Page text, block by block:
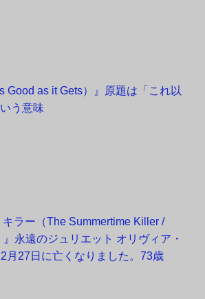
Good as it Gets）』原題は「これ以
う意味
キラー（The Summertime Killer /
永遠のジュリエット オリヴィア・
月27日に亡くなりました。73歳